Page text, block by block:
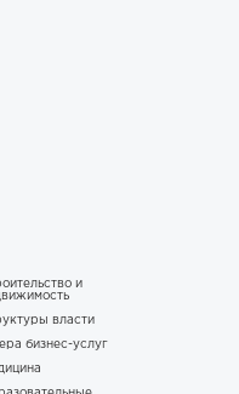
и
власти
бизнес-услуг